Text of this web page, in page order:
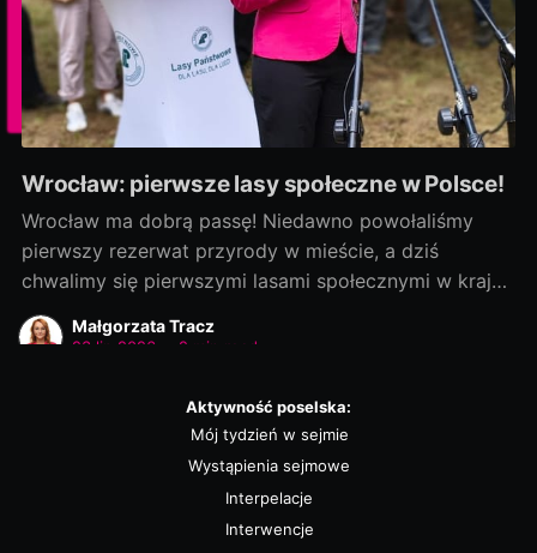
Wrocław: pierwsze lasy społeczne w Polsce!
Wrocław ma dobrą passę! Niedawno powołaliśmy
pierwszy rezerwat przyrody w mieście, a dziś
chwalimy się pierwszymi lasami społecznymi w kraju!
Rozmowy zaczęliśmy jako ostatni, a efekty
dowozimy jako pierwsi! Było to możliwe, bo nie
otwarte na dialog i kompromis — a to wszystko dla
Małgorzata Tracz
23 lip 2026 2 min read
Aktywność poselska:
Mój tydzień w sejmie
Wystąpienia sejmowe
Interpelacje
Interwencje